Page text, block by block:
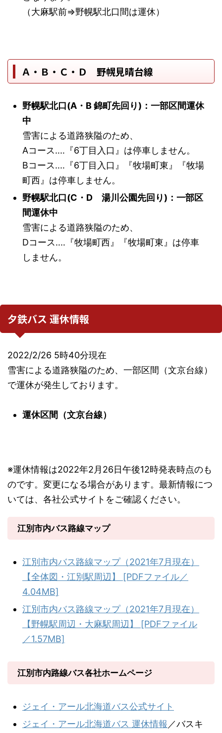
（大麻駅前⇒野幌駅北口間は運休）
Ａ・Ｂ・Ｃ・Ｄ 野幌見晴台線
野幌駅北口(A・B 錦町先回り)：一部区間運休
中
雪害による道路狭隘のため、
Aコース‥‥『6丁目入口』は停車しません。
Bコース‥‥『6丁目入口』『牧場町東』『牧場
町西』は停車しません。
野幌駅北口(C・D 湯川公園先回り)：一部区
間運休中
雪害による道路狭隘のため、
Dコース‥‥『牧場町西』『牧場町東』は停車
しません。
夕鉄バス 運休情報
2022/2/26 5時40分現在
雪害による道路狭隘のため、一部区間（文京台線）
で運休が発生しております。
運休区間（文京台線）
※運休情報は2022年2月26日午後12時発表時点のも
のです。変更になる場合があります。最新情報につ
いては、各社公式サイトをご確認ください。
江別市内バス路線マップ
江別市内バス路線マップ（2021年7月現在）
【全体図・江別駅周辺】 [PDFファイル／
4.04MB]
江別市内バス路線マップ（2021年7月現在）
【野幌駅周辺・大麻駅周辺】 [PDFファイル
／1.57MB]
江別市内路線バス各社ホームページ
ジェイ・アール北海道バス公式サイト
ジェイ・アール北海道バス 運休情報 ／バスキ